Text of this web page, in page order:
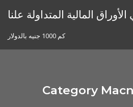
المالية المتداولة علنا
كم 1000 جنيه بالدولار
Category